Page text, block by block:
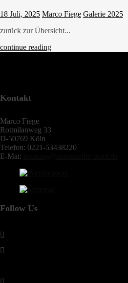
18 Juli, 2025 Marco Fiege Galerie 2025
zurück zur Übersicht...
continue reading
Kontakt
Marco Fiege
Rotmilanweg 33
D-50769 Köln
Telefon: 0221-53438220
E-Mai:
Follow Us